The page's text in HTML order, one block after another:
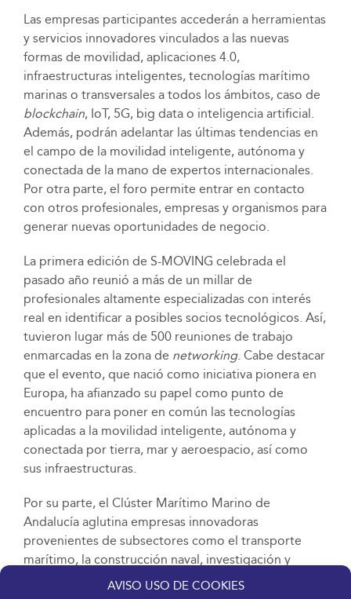
AVISO USO DE COOKIES
Las empresas participantes accederán a herramientas
y servicios innovadores vinculados a las nuevas
formas de movilidad, aplicaciones 4.0,
infraestructuras inteligentes, tecnologías marítimo
marinas o transversales a todos los ámbitos, caso de
blockchain, IoT, 5G, big data o inteligencia artificial.
Además, podrán adelantar las últimas tendencias en
el campo de la movilidad inteligente, autónoma y
conectada de la mano de expertos internacionales.
Por otra parte, el foro permite entrar en contacto
con otros profesionales, empresas y organismos para
generar nuevas oportunidades de negocio.
La primera edición de S-MOVING celebrada el
pasado año reunió a más de un millar de
profesionales altamente especializadas con interés
real en identificar a posibles socios tecnológicos. Así,
tuvieron lugar más de 500 reuniones de trabajo
enmarcadas en la zona de networking. Cabe destacar
que el evento, que nació como iniciativa pionera en
Europa, ha afianzado su papel como punto de
encuentro para poner en común las tecnologías
aplicadas a la movilidad inteligente, autónoma y
conectada por tierra, mar y aeroespacio, así como
sus infraestructuras.
Por su parte, el Clúster Marítimo Marino de
Andalucía aglutina empresas innovadoras
provenientes de subsectores como el transporte
marítimo, la construcción naval, investigación y
formación, actividades portuarias o industrias